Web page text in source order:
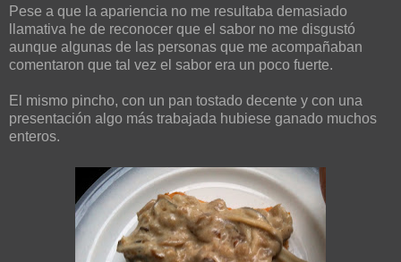
Pese a que la apariencia no me resultaba demasiado
llamativa he de reconocer que el sabor no me disgustó
aunque algunas de las personas que me acompañaban
comentaron que tal vez el sabor era un poco fuerte.
El mismo pincho, con un pan tostado decente y con una
presentación algo más trabajada hubiese ganado muchos
enteros.